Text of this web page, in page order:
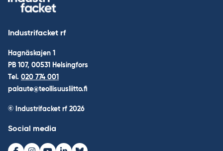
Industrifacket rf
Hagnäskajen 1
PB 107, 00531 Helsingfors
Tel. 020 774 001
palaute@teollisuusliitto.fi
© Industrifacket rf 2026
Social media